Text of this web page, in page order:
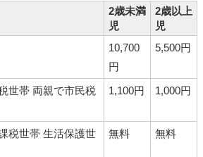
2歳未満
児
2歳以上
児
10,700
円
5,500円
世帯 両親で市民税
1,100円 1,000円
税世帯 生活保護世
無料 無料